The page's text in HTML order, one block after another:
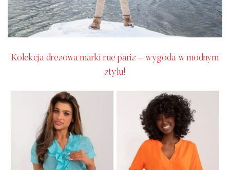
Kolekcja dresowa marki rue paris – wygoda w modnym
stylu!